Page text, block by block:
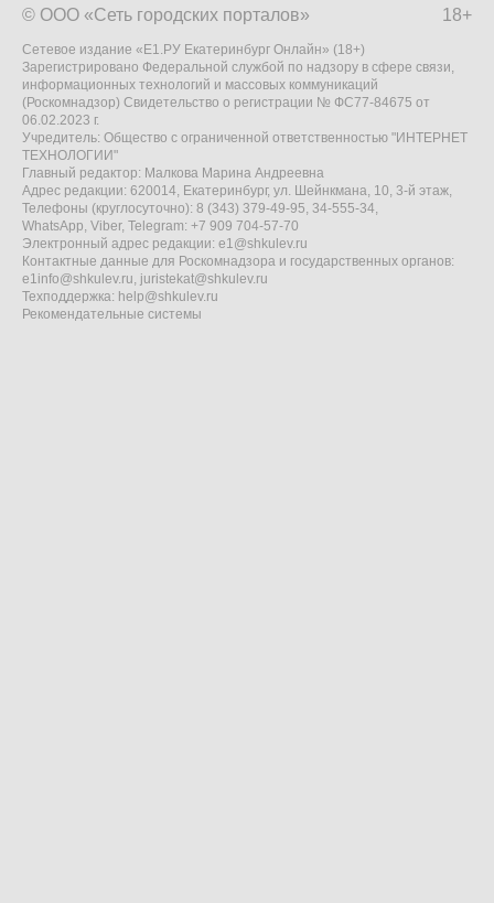
18+
© ООО «Сеть городских порталов»
Сетевое издание «Е1.РУ Екатеринбург Онлайн» (18+)
Зарегистрировано Федеральной службой по надзору в сфере связи,
информационных технологий и массовых коммуникаций
(Роскомнадзор) Свидетельство о регистрации № ФС77-84675 от
06.02.2023 г.
Учредитель: Общество с ограниченной ответственностью "ИНТЕРНЕТ
ТЕХНОЛОГИИ"
Главный редактор: Малкова Марина Андреевна
Адрес редакции: 620014, Екатеринбург, ул. Шейнкмана, 10, 3-й этаж,
Телефоны (круглосуточно): 8 (343) 379-49-95, 34-555-34,
WhatsApp, Viber, Telegram: +7 909 704-57-70
Электронный адрес редакции: e1@shkulev.ru
Контактные данные для Роскомнадзора и государственных органов:
e1info@shkulev.ru, juristekat@shkulev.ru
Техподдержка: help@shkulev.ru
Рекомендательные системы